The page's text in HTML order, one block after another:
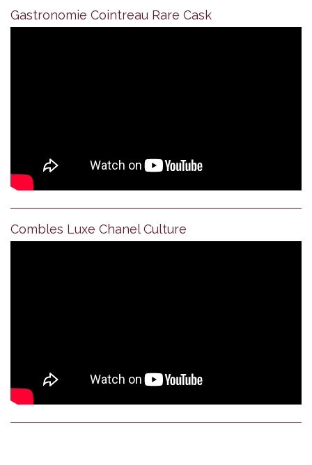
Gastronomie Cointreau Rare Cask
Combles Luxe Chanel Culture